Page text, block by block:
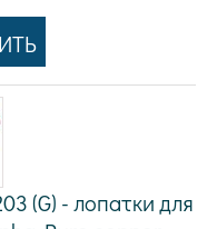
(G) - лопатки для